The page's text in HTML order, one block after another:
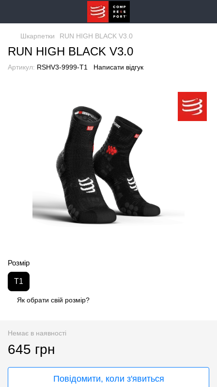
Шкарпетки RUN HIGH BLACK V3.0
RUN HIGH BLACK V3.0
Артикул: RSHV3-9999-T1 Написати відгук
Розмір
T1
Як обрати свій розмір?
Немає в наявності
645 грн
Повідомити, коли з'явиться